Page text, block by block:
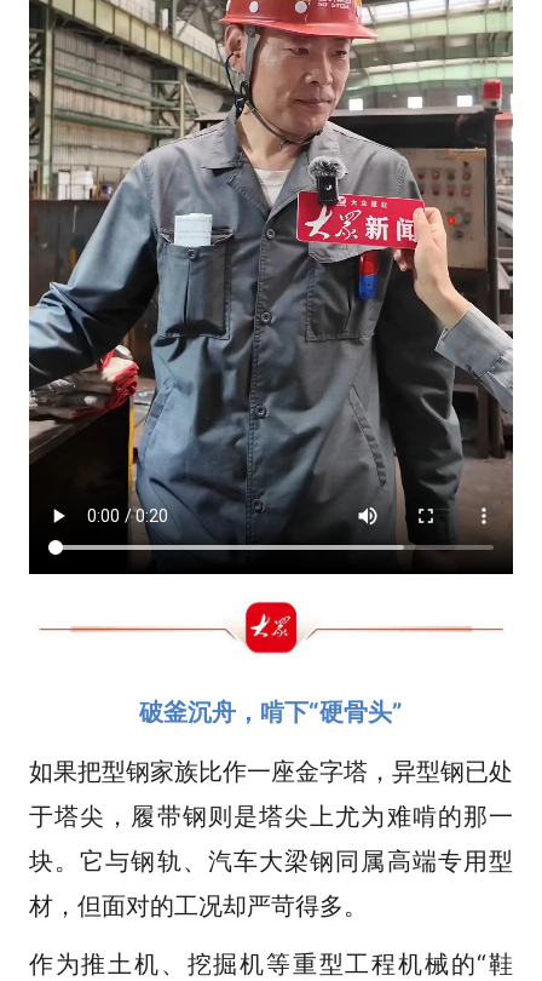
破釜沉舟，啃下“硬骨头”
如果把型钢家族比作一座金字塔，异型钢已处
于塔尖，履带钢则是塔尖上尤为难啃的那一
块。它与钢轨、汽车大梁钢同属高端专用型
材，但面对的工况却严苛得多。
作为推土机、挖掘机等重型工程机械的“鞋